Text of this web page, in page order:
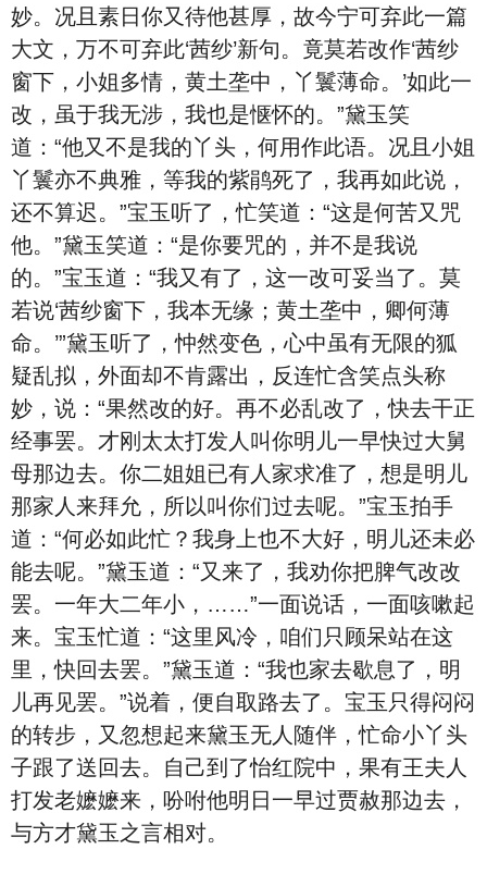
妙。况且素日你又待他甚厚，故今宁可弃此一篇
大文，万不可弃此‘茜纱’新句。竟莫若改作‘茜纱
窗下，小姐多情，黄土垄中，丫鬟薄命。’如此一
改，虽于我无涉，我也是惬怀的。”黛玉笑
道：“他又不是我的丫头，何用作此语。况且小姐
丫鬟亦不典雅，等我的紫鹃死了，我再如此说，
还不算迟。”宝玉听了，忙笑道：“这是何苦又咒
他。”黛玉笑道：“是你要咒的，并不是我说
的。”宝玉道：“我又有了，这一改可妥当了。莫
若说‘茜纱窗下，我本无缘；黄土垄中，卿何薄
命。’”黛玉听了，忡然变色，心中虽有无限的狐
疑乱拟，外面却不肯露出，反连忙含笑点头称
妙，说：“果然改的好。再不必乱改了，快去干正
经事罢。才刚太太打发人叫你明儿一早快过大舅
母那边去。你二姐姐已有人家求准了，想是明儿
那家人来拜允，所以叫你们过去呢。”宝玉拍手
道：“何必如此忙？我身上也不大好，明儿还未必
能去呢。”黛玉道：“又来了，我劝你把脾气改改
罢。一年大二年小，……”一面说话，一面咳嗽起
来。宝玉忙道：“这里风冷，咱们只顾呆站在这
里，快回去罢。”黛玉道：“我也家去歇息了，明
儿再见罢。”说着，便自取路去了。宝玉只得闷闷
的转步，又忽想起来黛玉无人随伴，忙命小丫头
子跟了送回去。自己到了怡红院中，果有王夫人
打发老嬷嬷来，吩咐他明日一早过贾赦那边去，
与方才黛玉之言相对。